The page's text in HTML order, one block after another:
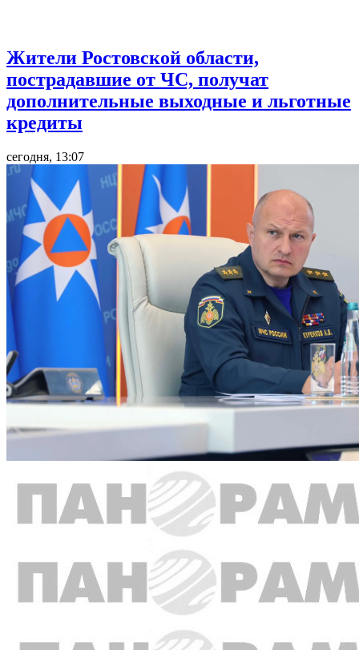
Жители Ростовской области,
пострадавшие от ЧС, получат
дополнительные выходные и льготные
кредиты
сегодня, 13:07